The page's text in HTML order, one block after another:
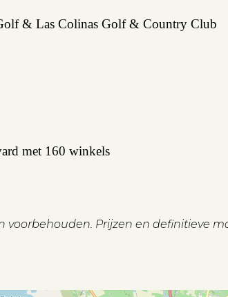
& Las Colinas Golf & Country Club
met 160 winkels
Prijzen en definitieve